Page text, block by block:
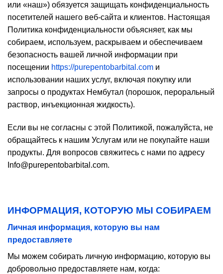
или «наш») обязуется защищать конфиденциальность
посетителей нашего веб-сайта и клиентов. Настоящая
Политика конфиденциальности объясняет, как мы
собираем, используем, раскрываем и обеспечиваем
безопасность вашей личной информации при
посещении https://purepentobarbital.com и
использовании наших услуг, включая покупку или
запросы о продуктах Нембутал (порошок, пероральный
раствор, инъекционная жидкость).
Если вы не согласны с этой Политикой, пожалуйста, не
обращайтесь к нашим Услугам или не покупайте наши
продукты. Для вопросов свяжитесь с нами по адресу
Info@purepentobarbital.com.
ИНФОРМАЦИЯ, КОТОРУЮ МЫ СОБИРАЕМ
Личная информация, которую вы нам
предоставляете
Мы можем собирать личную информацию, которую вы
добровольно предоставляете нам, когда: